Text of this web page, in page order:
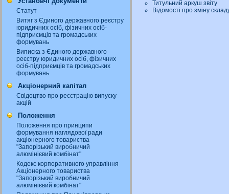
Статут
Витяг з Єдиного державного реєстру
юридичних осіб, фізичних осіб-
підприємців та громадських
формувань
Виписка з Єдиного державного
реєстру юридичних осіб, фізичних
осіб-підприємців та громадських
формувань
Акціонерний капітал
Свідоцтво про реєстрацію випуску
акцій
Положення
Положення про принципи
формування наглядової ради
акціонерного товариства
"Запорізький виробничий
алюмінієвий комбінат"
Кодекс корпоративного управління
Акціонерного товариства
"Запорізький виробничий
алюмінієвий комбінат"
Титульний аркуш звіту
Відомості про зміну